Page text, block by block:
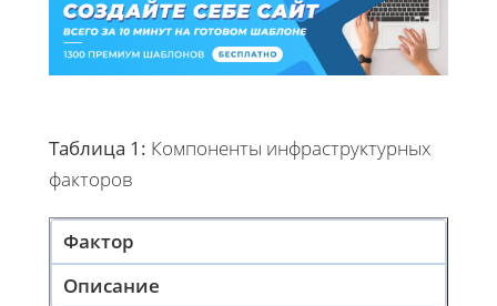
Таблица 1: Компоненты инфраструктурных
факторов
Фактор
Описание